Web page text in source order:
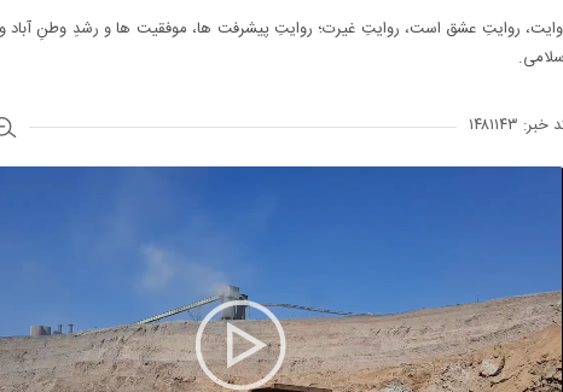
روایتِ عشق است، روایتِ غیرت؛ روایتِ پیشرفت ها، موفقیت ها و رشدِ وطنِ آباد و
۱۴۸۱۱۴۳